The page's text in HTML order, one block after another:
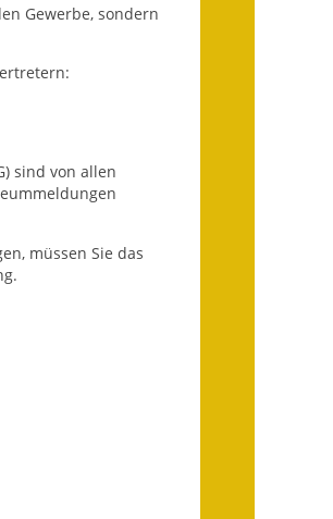
Leichter Sprache
Gewerbe, sondern
sind von allen
müssen Sie das